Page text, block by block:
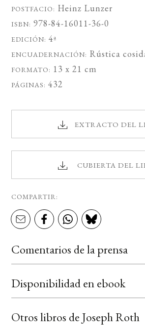
POSTFACIO: Heinz Lunzer
ISBN: 978-84-16011-36-0
EDICIÓN: 4ª
ENCUADERNACIÓN: Rústica
FORMATO: 13 x 21 cm
PÁGINAS: 432
EXTRACTO DEL
CUBIERTA DEL
COMPARTIR:
Comentarios de la prensa
Disponibilidad en ebook
Otros libros de Joseph Roth